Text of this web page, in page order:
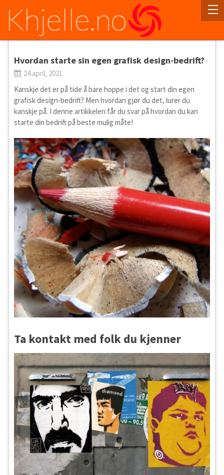
Hvordan starte sin egen grafisk design-bedrift?
24 april, 2021
Kanskje det er på tide å bare hoppe i det og start din egen
grafisk design-bedrift? Men hvordan gjør du det, lurer du
kanskje på. I denne artikkelen får du svar på hvordan du kan
starte din bedrift på beste mulig måte!
Ta kontakt med folk du kjenner